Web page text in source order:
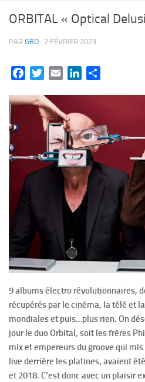
ORBITAL « Optical
PAR GBD · 2 FÉVRIER 2023
FacebookTwitterEmail LinkedIn
9 albums électro révolutionnaires,
récupérés par le cinéma, la télé et
mondiales et puis…plus rien. On
jour le duo Orbital, soit les frères
mix et empereurs du groove qui
live derrière les platines, avaient
et 2018. C’est donc avec un plaisir